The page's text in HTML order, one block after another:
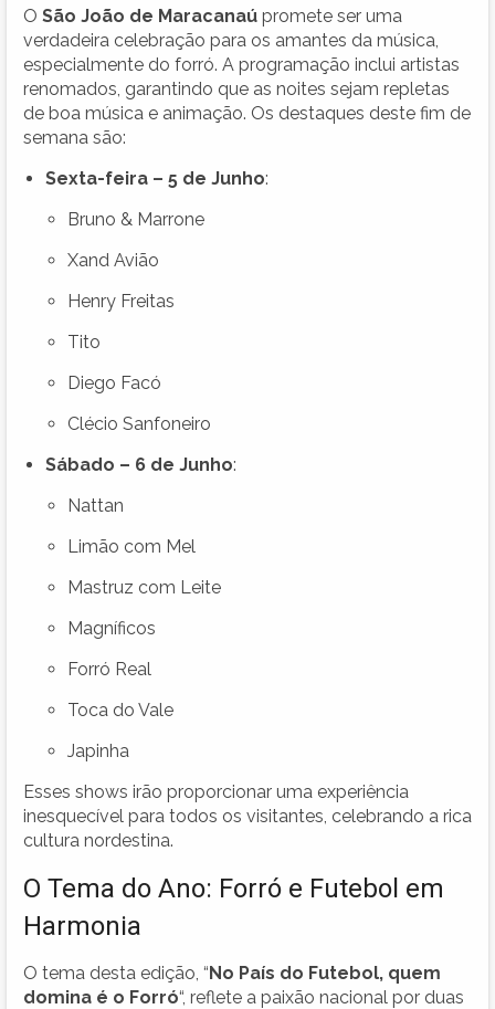
O São João de Maracanaú promete ser uma
verdadeira celebração para os amantes da música,
especialmente do forró. A programação inclui artistas
renomados, garantindo que as noites sejam repletas
de boa música e animação. Os destaques deste fim de
semana são:
Sexta-feira – 5 de Junho:
Bruno & Marrone
Xand Avião
Henry Freitas
Tito
Diego Facó
Clécio Sanfoneiro
Sábado – 6 de Junho:
Nattan
Limão com Mel
Mastruz com Leite
Magníficos
Forró Real
Toca do Vale
Japinha
Esses shows irão proporcionar uma experiência
inesquecível para todos os visitantes, celebrando a rica
cultura nordestina.
O Tema do Ano: Forró e Futebol em
Harmonia
O tema desta edição, “No País do Futebol, quem
domina é o Forró“, reflete a paixão nacional por duas